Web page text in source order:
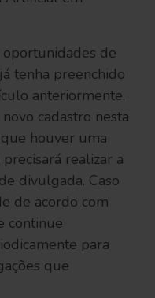
oportunidades de
tenha preenchido
anteriormente,
cadastro nesta
houver uma
realizar a
divulgada. Caso
de acordo com
continue
para
que